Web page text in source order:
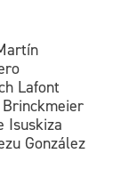
Lafont
Isuskiza
González